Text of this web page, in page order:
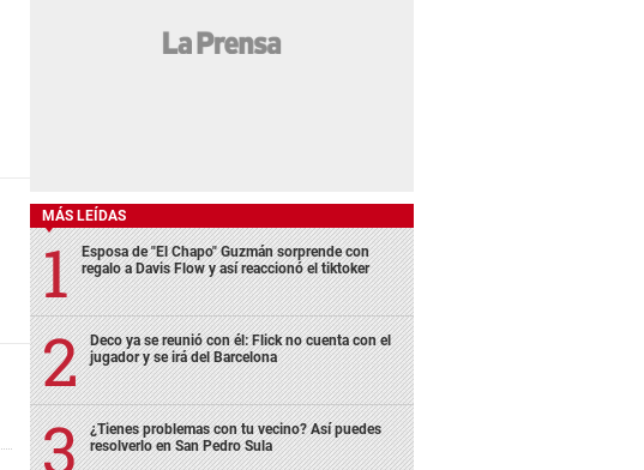
MÁS LEÍDAS
Esposa de "El Chapo" Guzmán sorprende con
regalo a Davis Flow y así reaccionó el tiktoker
Deco ya se reunió con él: Flick no cuenta con el
jugador y se irá del Barcelona
¿Tienes problemas con tu vecino? Así puedes
resolverlo en San Pedro Sula